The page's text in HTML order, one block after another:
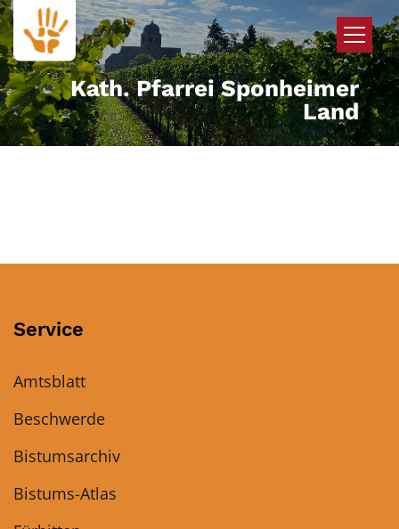
Zum Inhalt springen
Kath. Pfarrei Sponheimer
Land
Service
Amtsblatt
Beschwerde
Bistumsarchiv
Bistums-Atlas